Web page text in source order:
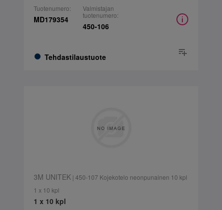
Tuotenumero:
MD179354
Tehdastilaustuote
Valmistajan
tuotenumero:
450-106
3M UNITEK| 450-107 Kojekotelo neonpunainen 10 kpl
1 x 10 kpl
1 x 10 kpl